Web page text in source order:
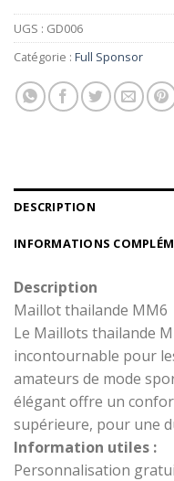
UGS : GD006
Catégorie : Full Sponsor
DESCRIPTION
INFORMATIONS
Description
Maillot thailande MM6
Le Maillots thailande
incontournable pour
amateurs de mode
élégant offre un
supérieure, pour une
Information utiles :
Personnalisation